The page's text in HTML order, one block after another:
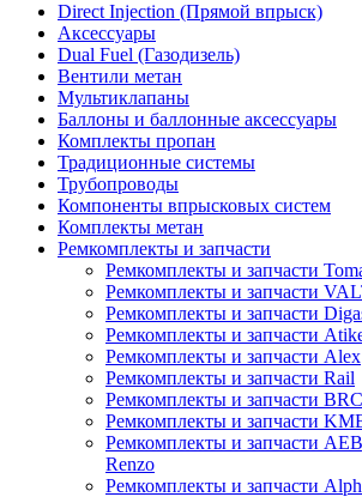
Direct Injection (Прямой впрыск)
Аксессуары
Dual Fuel (Газодизель)
Вентили метан
Мультиклапаны
Баллоны и баллонные аксессуары
Комплекты пропан
Традиционные системы
Трубопроводы
Компоненты впрысковых систем
Комплекты метан
Ремкомплекты и запчасти
Ремкомплекты и запчасти
Ремкомплекты и запчасти
Ремкомплекты и запчасти
Ремкомплекты и запчасти
Ремкомплекты и запчасти Alex
Ремкомплекты и запчасти Rail
Ремкомплекты и запчасти BRC
Ремкомплекты и запчасти
Ремкомплекты и запчасти
Renzo
Ремкомплекты и запчасти